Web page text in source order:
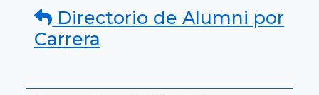
Directorio de Alumni por
Carrera